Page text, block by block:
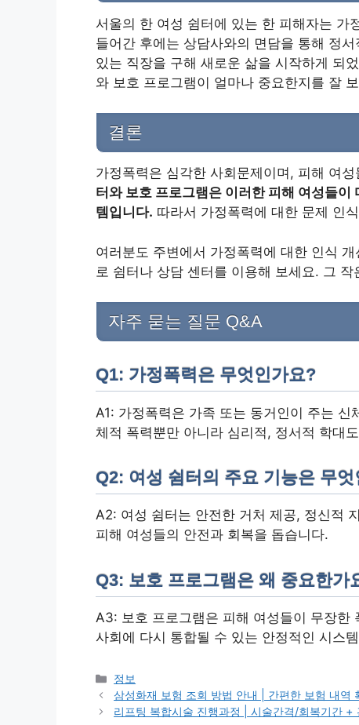
서울의 한 여성 쉼터에 있는 한 피해자는 가
들어간 후에는 상담사와의 면담을 통해 정
있는 직장을 구해 새로운 삶을 시작하게 되
와 보호 프로그램이 얼마나 중요한지를 잘
결론
가정폭력은 심각한 사회문제이며, 피해 여
터와 보호 프로그램은 이러한 피해 여성들
템입니다. 따라서 가정폭력에 대한 문제 인
여러분도 주변에서 가정폭력에 대한 인식
로 쉼터나 상담 센터를 이용해 보세요. 그
자주 묻는 질문 Q&A
Q1: 가정폭력은 무엇인가요?
A1: 가정폭력은 가족 또는 동거인이 주는
체적 폭력뿐만 아니라 심리적, 정서적 학대
Q2: 여성 쉼터의 주요 기능은 무
A2: 여성 쉼터는 안전한 거처 제공, 정신적
피해 여성들의 안전과 회복을 돕습니다.
Q3: 보호 프로그램은 왜 중요한가
A3: 보호 프로그램은 피해 여성들이 무장한
사회에 다시 통합될 수 있는 안정적인 시스
카
테
고
정보
삼성화재 보험 조회 방법 안내 | 간편한 보험 내역
리프팅 복합시술 진행과정 | 시술간격/회복기간 +